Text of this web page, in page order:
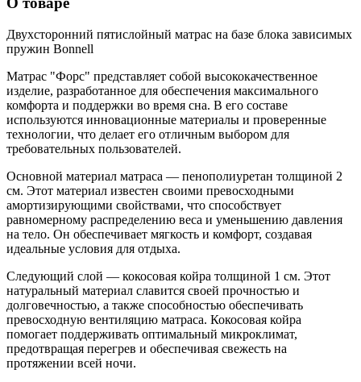
Двухсторонний пятислойный матрас на базе блока зависимых
пружин Bonnell
Матрас "Форс" представляет собой высококачественное
изделие, разработанное для обеспечения максимального
комфорта и поддержки во время сна. В его составе
используются инновационные материалы и проверенные
технологии, что делает его отличным выбором для
требовательных пользователей.
Основной материал матраса — пенополиуретан толщиной 2
см. Этот материал известен своими превосходными
амортизирующими свойствами, что способствует
равномерному распределению веса и уменьшению давления
на тело. Он обеспечивает мягкость и комфорт, создавая
идеальные условия для отдыха.
Следующий слой — кокосовая койра толщиной 1 см. Этот
натуральный материал славится своей прочностью и
долговечностью, а также способностью обеспечивать
превосходную вентиляцию матраса. Кокосовая койра
помогает поддерживать оптимальный микроклимат,
предотвращая перегрев и обеспечивая свежесть на
протяжении всей ночи.